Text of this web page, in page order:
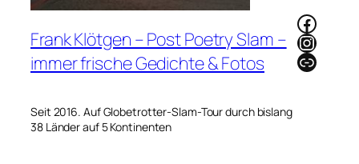
Frank Klötgen – Post Poetry Slam –
immer frische Gedichte & Fotos
Seit 2016. Auf Globetrotter-Slam-Tour durch bislang
38 Länder auf 5 Kontinenten
Link